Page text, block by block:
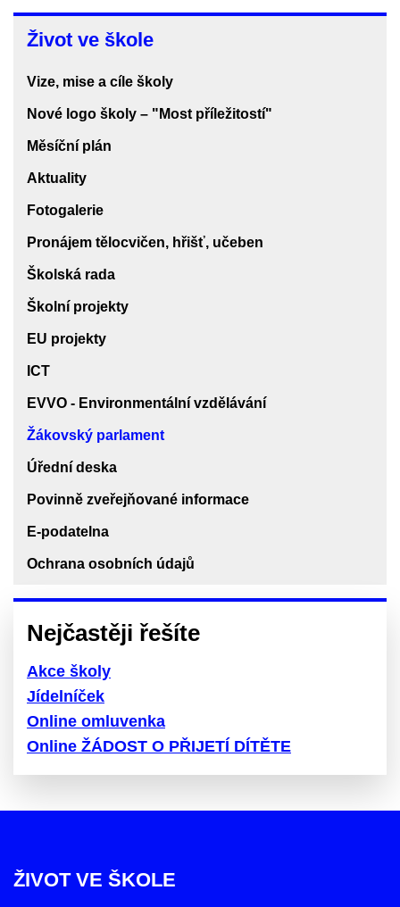
Život
ve
škole
Život ve škole
Vize, mise a cíle školy
Nové logo školy – "Most příležitostí"
Měsíční plán
Aktuality
Fotogalerie
Pronájem tělocvičen, hřišť, učeben
Školská rada
Školní projekty
EU projekty
ICT
EVVO - Environmentální vzdělávání
Žákovský parlament
Úřední deska
Povinně zveřejňované informace
E-podatelna
Ochrana osobních údajů
Nejčastěji řešíte
Akce školy
Jídelníček
Online omluvenka
Online ŽÁDOST O PŘIJETÍ DÍTĚTE
ŽIVOT VE ŠKOLE